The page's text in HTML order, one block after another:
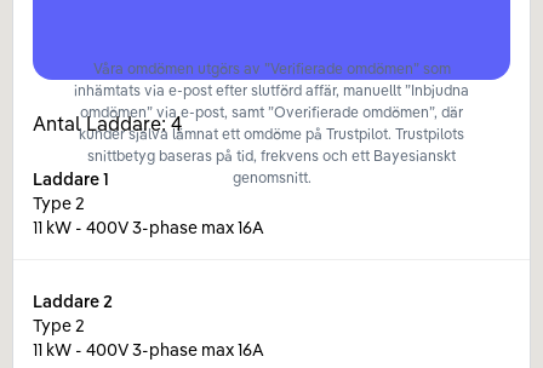
Våra omdömen utgörs av ”Verifierade omdömen” som
inhämtats via e-post efter slutförd affär, manuellt ”Inbjudna
omdömen” via e-post, samt ”Overifierade omdömen”, där
kunder själva lämnat ett omdöme på Trustpilot. Trustpilots
snittbetyg baseras på tid, frekvens och ett Bayesianskt
genomsnitt.
Antal Laddare:4
Laddare1
Type 2
11 kW - 400V 3-phase max 16A
Laddare2
Type 2
11 kW - 400V 3-phase max 16A